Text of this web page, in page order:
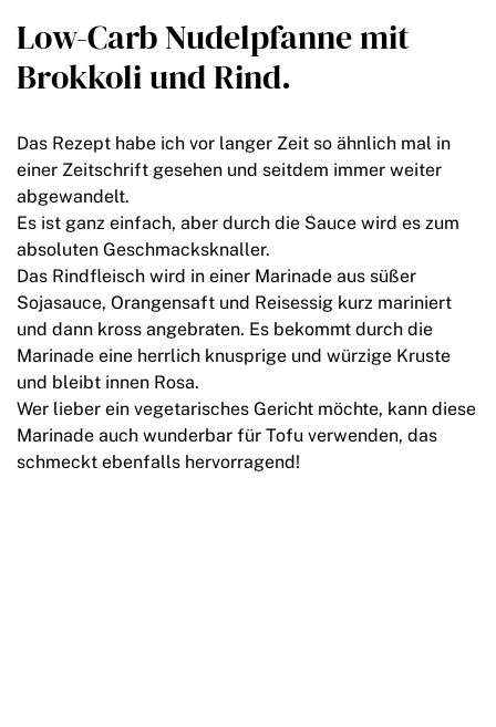
Low-Carb Nudelpfanne mit
Brokkoli und Rind.
Das Rezept habe ich vor langer Zeit so ähnlich mal in
einer Zeitschrift gesehen und seitdem immer weiter
abgewandelt.
Es ist ganz einfach, aber durch die Sauce wird es zum
absoluten Geschmacksknaller.
Das Rindfleisch wird in einer Marinade aus süßer
Sojasauce, Orangensaft und Reisessig kurz mariniert
und dann kross angebraten. Es bekommt durch die
Marinade eine herrlich knusprige und würzige Kruste
und bleibt innen Rosa.
Wer lieber ein vegetarisches Gericht möchte, kann diese
Marinade auch wunderbar für Tofu verwenden, das
schmeckt ebenfalls hervorragend!